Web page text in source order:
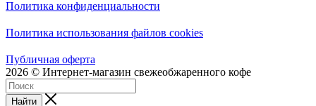
Политика конфиденциальности
Политика использования файлов cookies
Публичная оферта
2026 © Интернет-магазин свежеобжаренного кофе
Найти